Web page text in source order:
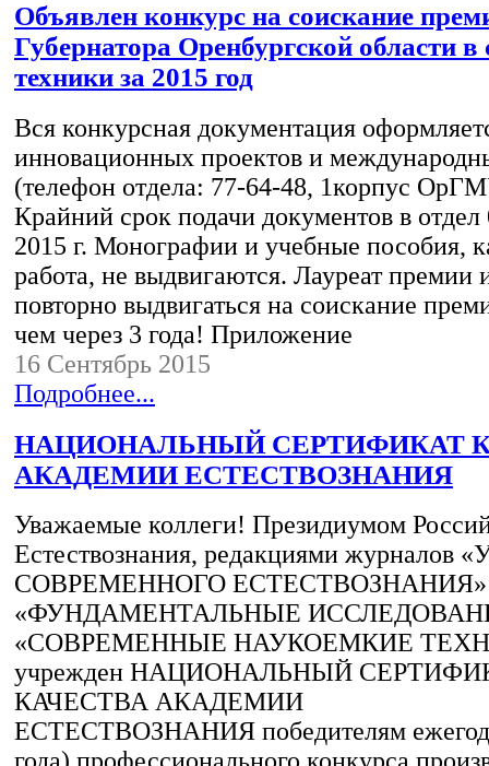
Объявлен конкурс на соискание
Губернатора Оренбургской области в
техники за 2015 год
Вся конкурсная документация
инновационных проектов и
(телефон отдела: 77-64-48, 1корпус
Крайний срок подачи документов в отдел
2015 г. Монографии и учебные пособия,
работа, не выдвигаются. Лауреат премии
повторно выдвигаться на соискание
чем через 3 года! Приложение
16 Сентябрь 2015
Подробнее...
НАЦИОНАЛЬНЫЙ СЕРТИФИКАТ
АКАДЕМИИ ЕСТЕСТВОЗНАНИЯ
Уважаемые коллеги! Президиумом
Естествознания, редакциями журналов
СОВРЕМЕННОГО ЕСТЕСТВОЗНАНИЯ»
«ФУНДАМЕНТАЛЬНЫЕ
«СОВРЕМЕННЫЕ НАУКОЕМКИЕ
учрежден НАЦИОНАЛЬНЫЙ
КАЧЕСТВА АКАДЕМИИ
ЕСТЕСТВОЗНАНИЯ победителям